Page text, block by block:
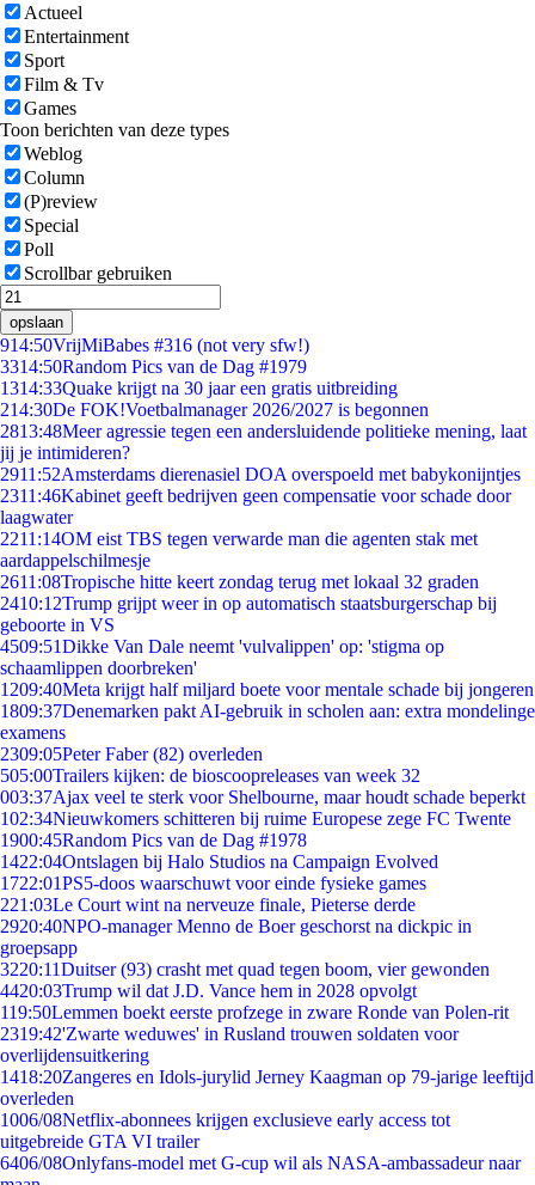
Actueel
Entertainment
Sport
Film & Tv
Games
Toon berichten van deze types
Weblog
Column
(P)review
Special
Poll
Scrollbar gebruiken
opslaan
914:50VrijMiBabes #316 (not very sfw!)
3314:50Random Pics van de Dag #1979
1314:33Quake krijgt na 30 jaar een gratis uitbreiding
214:30De FOK!Voetbalmanager 2026/2027 is begonnen
2813:48Meer agressie tegen een andersluidende politieke mening, laat
jij je intimideren?
2911:52Amsterdams dierenasiel DOA overspoeld met babykonijntjes
2311:46Kabinet geeft bedrijven geen compensatie voor schade door
laagwater
2211:14OM eist TBS tegen verwarde man die agenten stak met
aardappelschilmesje
2611:08Tropische hitte keert zondag terug met lokaal 32 graden
2410:12Trump grijpt weer in op automatisch staatsburgerschap bij
geboorte in VS
4509:51Dikke Van Dale neemt 'vulvalippen' op: 'stigma op
schaamlippen doorbreken'
1209:40Meta krijgt half miljard boete voor mentale schade bij jongeren
1809:37Denemarken pakt AI-gebruik in scholen aan: extra mondelinge
examens
2309:05Peter Faber (82) overleden
505:00Trailers kijken: de bioscoopreleases van week 32
003:37Ajax veel te sterk voor Shelbourne, maar houdt schade beperkt
102:34Nieuwkomers schitteren bij ruime Europese zege FC Twente
1900:45Random Pics van de Dag #1978
1422:04Ontslagen bij Halo Studios na Campaign Evolved
1722:01PS5-doos waarschuwt voor einde fysieke games
221:03Le Court wint na nerveuze finale, Pieterse derde
2920:40NPO-manager Menno de Boer geschorst na dickpic in
groepsapp
3220:11Duitser (93) crasht met quad tegen boom, vier gewonden
4420:03Trump wil dat J.D. Vance hem in 2028 opvolgt
119:50Lemmen boekt eerste profzege in zware Ronde van Polen-rit
2319:42'Zwarte weduwes' in Rusland trouwen soldaten voor
overlijdensuitkering
1418:20Zangeres en Idols-jurylid Jerney Kaagman op 79-jarige leeftijd
overleden
1006/08Netflix-abonnees krijgen exclusieve early access tot
uitgebreide GTA VI trailer
6406/08Onlyfans-model met G-cup wil als NASA-ambassadeur naar